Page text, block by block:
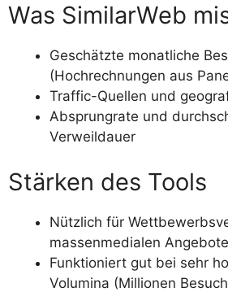
Was SimilarWeb
Geschätzte monatliche
(Hochrechnungen aus
Traffic-Quellen und
Absprungrate und
Verweildauer
Stärken des Tools
Nützlich für
massenmedialen
Funktioniert gut bei sehr
Volumina (Millionen